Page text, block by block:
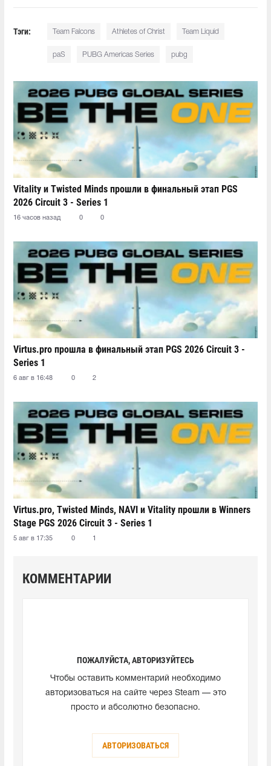
Тэги: Team Falcons Athletes of Christ Team Liquid
paS PUBG Americas Series pubg
Vitality и Twisted Minds прошли в финальный этап PGS
2026 Circuit 3 - Series 1
16 часов назад 0 0
Virtus.pro прошла в финальный этап PGS 2026 Circuit 3 -
Series 1
6 авг в 16:48 0 2
Virtus.pro, Twisted Minds, NAVI и Vitality прошли в Winners
Stage PGS 2026 Circuit 3 - Series 1
5 авг в 17:35 0 1
КОММЕНТАРИИ
ПОЖАЛУЙСТА, АВТОРИЗУЙТЕСЬ
Чтобы оставить комментарий необходимо
авторизоваться на сайте через Steam — это
просто и абсолютно безопасно.
АВТОРИЗОВАТЬСЯ